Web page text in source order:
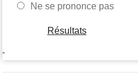
Ne se prononce pas
Résultats
-